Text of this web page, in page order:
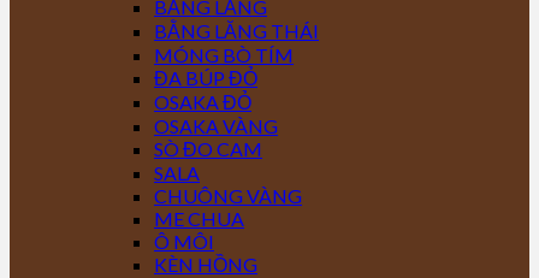
BẰNG LĂNG
BẰNG LĂNG THÁI
MÓNG BÒ TÍM
ĐA BÚP ĐỎ
OSAKA ĐỎ
OSAKA VÀNG
SÒ ĐO CAM
SALA
CHUÔNG VÀNG
ME CHUA
Ô MÔI
KÈN HỒNG